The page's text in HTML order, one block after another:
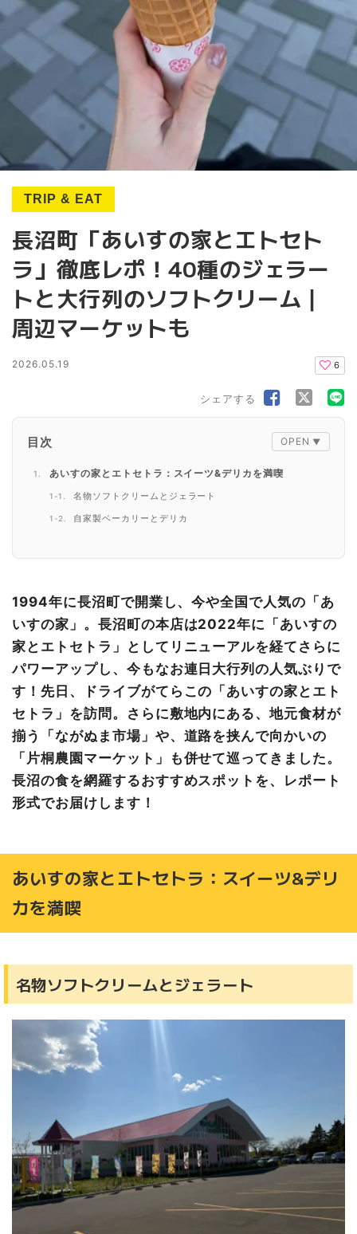
TRIP & EAT
長沼町「あいすの家とエトセト
ラ」徹底レポ！40種のジェラー
トと大行列のソフトクリーム｜
周辺マーケットも
2026.05.19 6
シェアする
目次
あいすの家とエトセトラ：スイーツ&デリカを満喫
名物ソフトクリームとジェラート
自家製ベーカリーとデリカ
まとめ
1994年に長沼町で開業し、今や全国で人気の「あ
いすの家」。長沼町の本店は2022年に「あいすの
家とエトセトラ」としてリニューアルを経てさらに
パワーアップし、今もなお連日大行列の人気ぶりで
す！先日、ドライブがてらこの「あいすの家とエト
セトラ」を訪問。さらに敷地内にある、地元食材が
揃う「ながぬま市場」や、道路を挟んで向かいの
「片桐農園マーケット」も併せて巡ってきました。
長沼の食を網羅するおすすめスポットを、レポート
形式でお届けします！
あいすの家とエトセトラ：スイーツ&デリ
カを満喫
名物ソフトクリームとジェラート